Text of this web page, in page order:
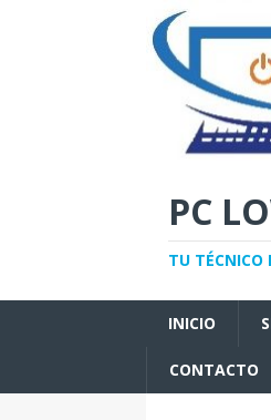
PC
TU TÉCNICO
INICIO
CONTACTO